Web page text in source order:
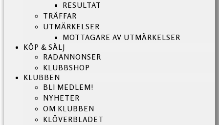
RESULTAT
TRÄFFAR
UTMÄRKELSER
MOTTAGARE AV UTMÄRKELSER
KÖP & SÄLJ
RADANNONSER
KLUBBSHOP
KLUBBEN
BLI MEDLEM!
NYHETER
OM KLUBBEN
KLÖVERBLADET